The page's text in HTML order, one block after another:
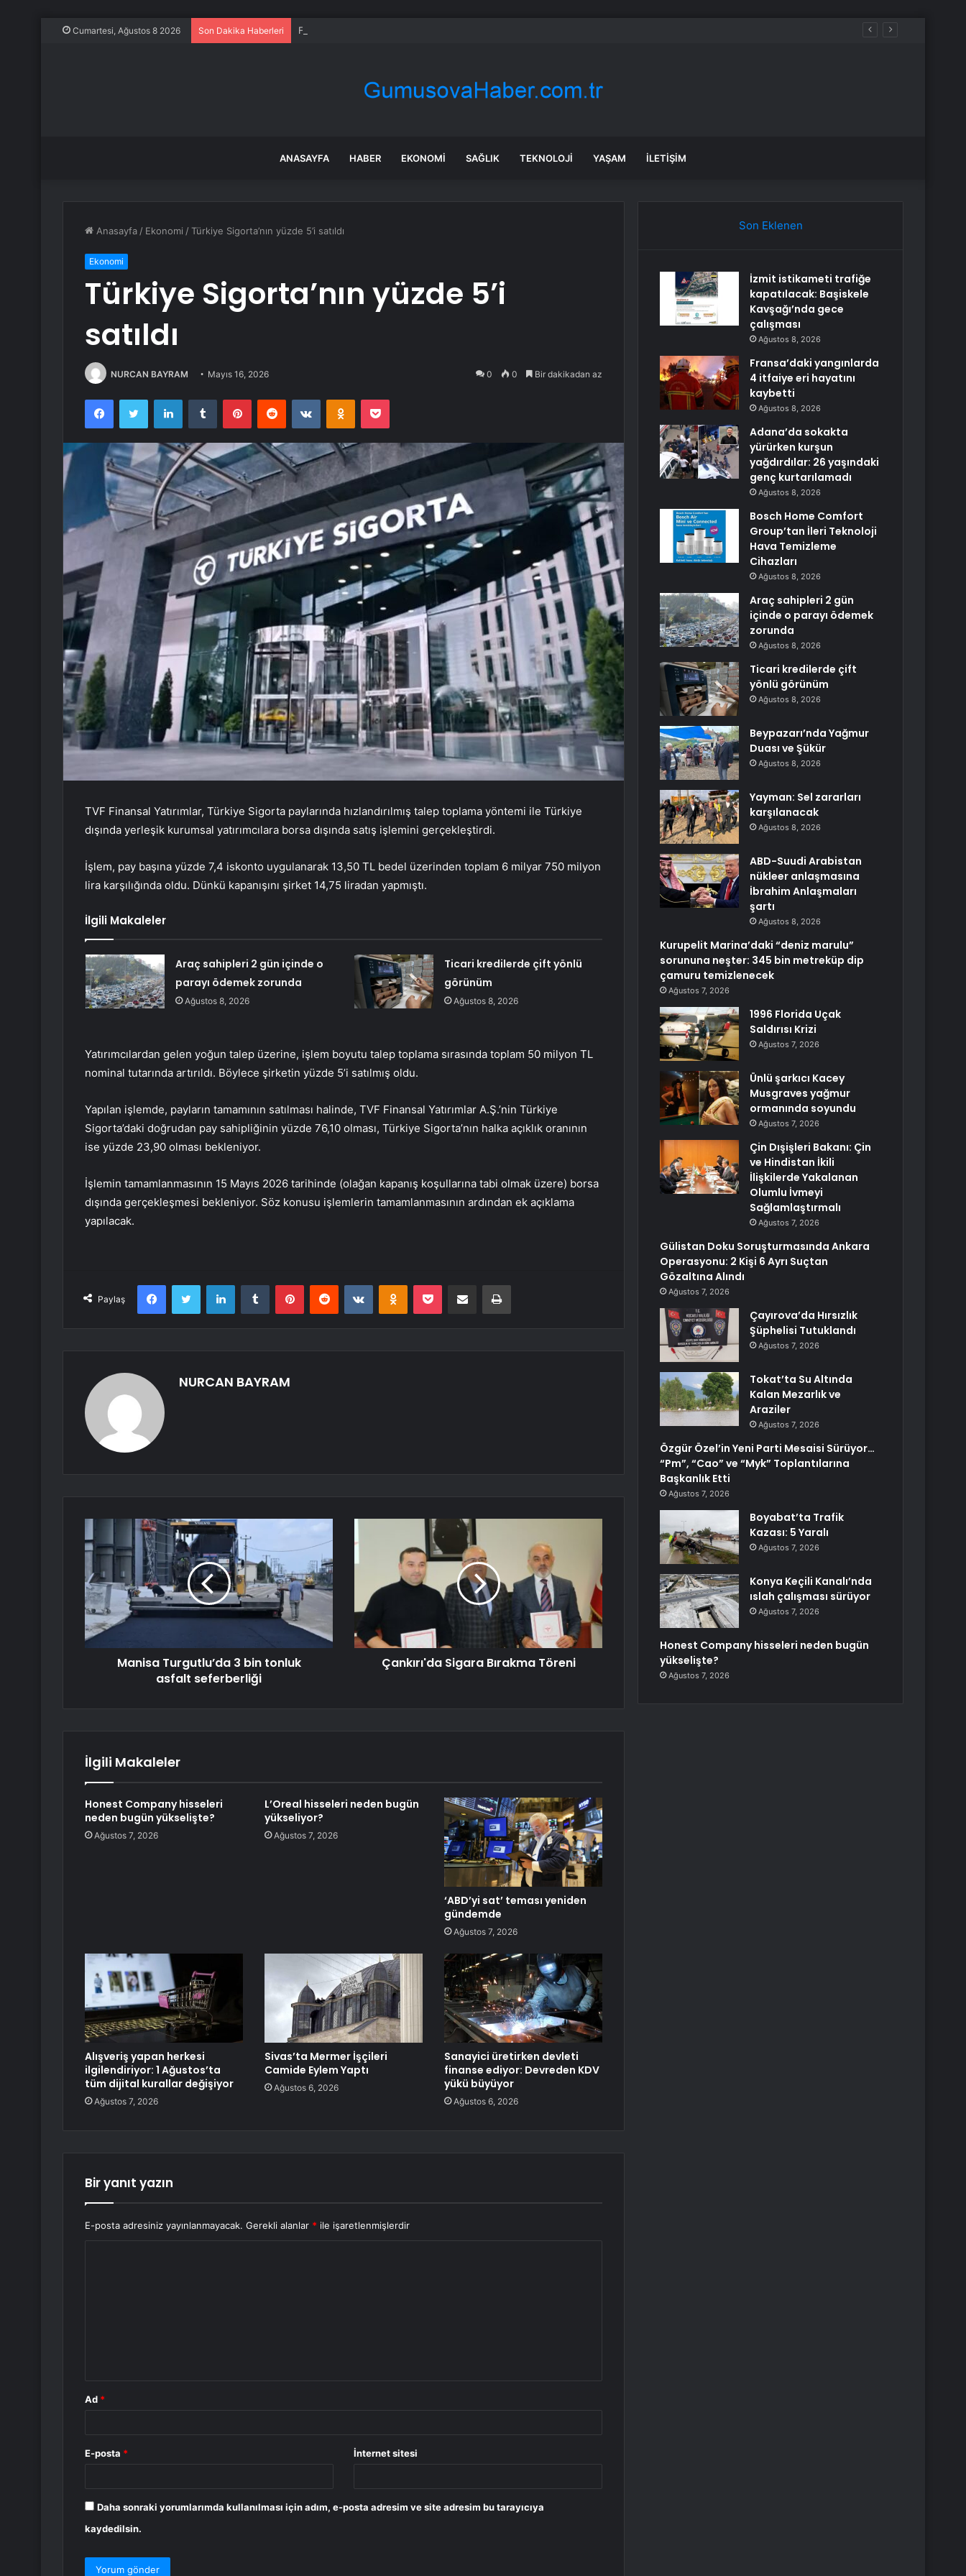
Cumartesi, Ağustos 8 2026 Son Dakika Haberleri Fransa’daki yangınlarda 4 itfaiye eri hayatını kaybetti
ANASAYFA HABER EKONOMI SAĞLIK TEKNOLOJI YAŞAM İLETIŞIM
Anasayfa / Ekonomi /Türkiye Sigorta’nın yüzde 5’i satıldı
Ekonomi
Türkiye Sigorta’nın yüzde 5’i
satıldı
NURCAN BAYRAM Mayıs 16, 2026 0 0 Bir dakikadan az
FacebookTwitter LinkedInTumblr PinterestReddit VKontakteOdnoklassniki
Pocket
TVF Finansal Yatırımlar, Türkiye Sigorta paylarında hızlandırılmış talep toplama yöntemi ile Türkiye
dışında yerleşik kurumsal yatırımcılara borsa dışında satış işlemini gerçekleştirdi.
İşlem, pay başına yüzde 7,4 iskonto uygulanarak 13,50 TL bedel üzerinden toplam 6 milyar 750 milyon
lira karşılığında oldu. Dünkü kapanışını şirket 14,75 liradan yapmıştı.
İlgili Makaleler
Araç sahipleri 2 gün içinde o
parayı ödemek zorunda
Ağustos 8, 2026
Ticari kredilerde çift yönlü
görünüm
Ağustos 8, 2026
Yatırımcılardan gelen yoğun talep üzerine, işlem boyutu talep toplama sırasında toplam 50 milyon TL
nominal tutarında artırıldı. Böylece şirketin yüzde 5’i satılmış oldu.
Yapılan işlemde, payların tamamının satılması halinde, TVF Finansal Yatırımlar A.Ş.’nin Türkiye
Sigorta’daki doğrudan pay sahipliğinin yüzde 76,10 olması, Türkiye Sigorta’nın halka açıklık oranının
ise yüzde 23,90 olması bekleniyor.
İşlemin tamamlanmasının 15 Mayıs 2026 tarihinde (olağan kapanış koşullarına tabi olmak üzere) borsa
dışında gerçekleşmesi bekleniyor. Söz konusu işlemlerin tamamlanmasının ardından ek açıklama
yapılacak.
Paylaş
FacebookTwitter LinkedInTumblr PinterestReddit VKontakteOdnoklassniki
Pocket E-Posta ile paylaş Yazdır
NURCAN BAYRAM
Manisa Turgutlu’da 3 bin tonluk
asfalt seferberliği
Çankırı'da Sigara Bırakma Töreni
İlgili Makaleler
Honest Company hisseleri
neden bugün yükselişte?
Ağustos 7, 2026
L’Oreal hisseleri neden bugün
yükseliyor?
Ağustos 7, 2026
‘ABD’yi sat’ teması yeniden
gündemde
Ağustos 7, 2026
Alışveriş yapan herkesi
ilgilendiriyor: 1 Ağustos’ta
tüm dijital kurallar değişiyor
Ağustos 7, 2026
Sivas’ta Mermer İşçileri
Camide Eylem Yaptı
Ağustos 6, 2026
Sanayici üretirken devleti
finanse ediyor: Devreden KDV
yükü büyüyor
Ağustos 6, 2026
Bir yanıt yazın
E-posta adresiniz yayınlanmayacak. Gerekli alanlar * ile işaretlenmişlerdir
Ad *
E-posta * İnternet sitesi
Daha sonraki yorumlarımda kullanılması için adım, e-posta adresim ve site adresim bu tarayıcıya
kaydedilsin.
Son Eklenen
İzmit istikameti trafiğe
kapatılacak: Başiskele
Kavşağı’nda gece
çalışması
Ağustos 8, 2026
Fransa’daki yangınlarda
4 itfaiye eri hayatını
kaybetti
Ağustos 8, 2026
Adana’da sokakta
yürürken kurşun
yağdırdılar: 26 yaşındaki
genç kurtarılamadı
Ağustos 8, 2026
Bosch Home Comfort
Group’tan İleri Teknoloji
Hava Temizleme
Cihazları
Ağustos 8, 2026
Araç sahipleri 2 gün
içinde o parayı ödemek
zorunda
Ağustos 8, 2026
Ticari kredilerde çift
yönlü görünüm
Ağustos 8, 2026
Beypazarı’nda Yağmur
Duası ve Şükür
Ağustos 8, 2026
Yayman: Sel zararları
karşılanacak
Ağustos 8, 2026
ABD-Suudi Arabistan
nükleer anlaşmasına
İbrahim Anlaşmaları
şartı
Ağustos 8, 2026
Kurupelit Marina’daki “deniz marulu”
sorununa neşter: 345 bin metreküp dip
çamuru temizlenecek
Ağustos 7, 2026
1996 Florida Uçak
Saldırısı Krizi
Ağustos 7, 2026
Ünlü şarkıcı Kacey
Musgraves yağmur
ormanında soyundu
Ağustos 7, 2026
Çin Dışişleri Bakanı: Çin
ve Hindistan İkili
İlişkilerde Yakalanan
Olumlu İvmeyi
Sağlamlaştırmalı
Ağustos 7, 2026
Gülistan Doku Soruşturmasında Ankara
Operasyonu: 2 Kişi 6 Ayrı Suçtan
Gözaltına Alındı
Ağustos 7, 2026
Çayırova’da Hırsızlık
Şüphelisi Tutuklandı
Ağustos 7, 2026
Tokat’ta Su Altında
Kalan Mezarlık ve
Araziler
Ağustos 7, 2026
Özgür Özel’in Yeni Parti Mesaisi Sürüyor…
“Pm”, “Cao” ve “Myk” Toplantılarına
Başkanlık Etti
Ağustos 7, 2026
Boyabat’ta Trafik
Kazası: 5 Yaralı
Ağustos 7, 2026
Konya Keçili Kanalı’nda
ıslah çalışması sürüyor
Ağustos 7, 2026
Honest Company hisseleri neden bugün
yükselişte?
Ağustos 7, 2026